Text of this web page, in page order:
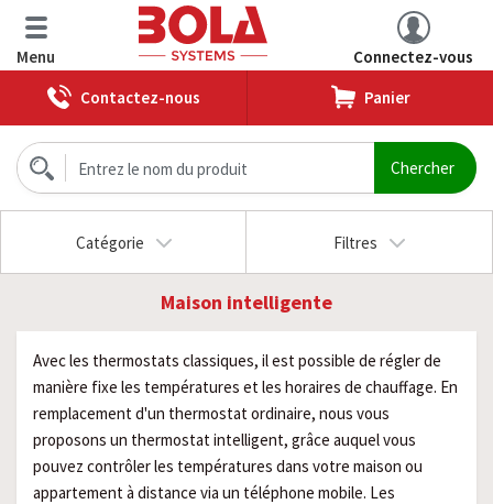
Menu
Connectez-vous
Contactez-nous
Panier
Catégorie Filtres
Maison intelligente
Avec les thermostats classiques, il est possible de régler de
manière fixe les températures et les horaires de chauffage. En
remplacement d'un thermostat ordinaire, nous vous
proposons un thermostat intelligent, grâce auquel vous
pouvez contrôler les températures dans votre maison ou
appartement à distance via un téléphone mobile. Les